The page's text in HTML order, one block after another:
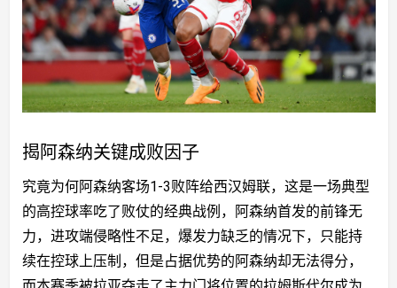
揭阿森纳关键成败因子
究竟为何阿森纳客场1-3败阵给西汉姆联，这是一场典型
的高控球率吃了败仗的经典战例，阿森纳首发的前锋无
力，进攻端侵略性不足，爆发力缺乏的情况下，只能持
续在控球上压制，但是占据优势的阿森纳却无法得分，